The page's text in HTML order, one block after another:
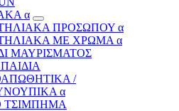
α
ΠΡΟΣΩΠΟΥ α
ΜΕ ΧΡΩΜΑ α
ΜΑΥΡΙΣΜΑΤΟΣ
/
α
ΤΣΙΜΠΗΜΑ